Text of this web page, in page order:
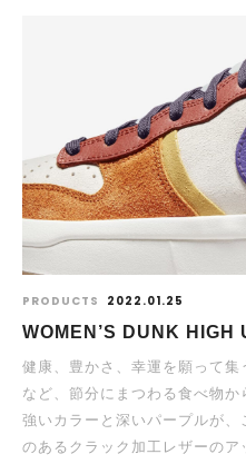
PRODUCTS 2022.01.25
WOMEN’S DUNK HIGH
健康、豊かさ、幸運を願って
など、節分にまつわる食べ物
強いカラーと深いパープルが
のあるクラック加工レザーのア